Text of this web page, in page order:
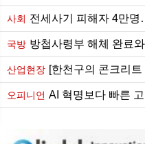
사회 전세사기 피해자 4만명
국방 방첩사령부 해체 완료와 3
산업현장 [한천구의 콘크리
오피니언 AI 혁명보다 빠른